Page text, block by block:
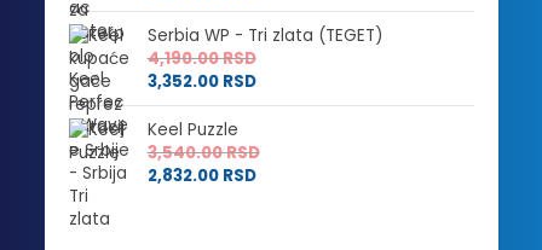
Serbia WP - Tri zlata (TEGET)
4,190.00RSD
3,352.00 RSD
Keel Puzzle
3,540.00RSD
2,832.00 RSD